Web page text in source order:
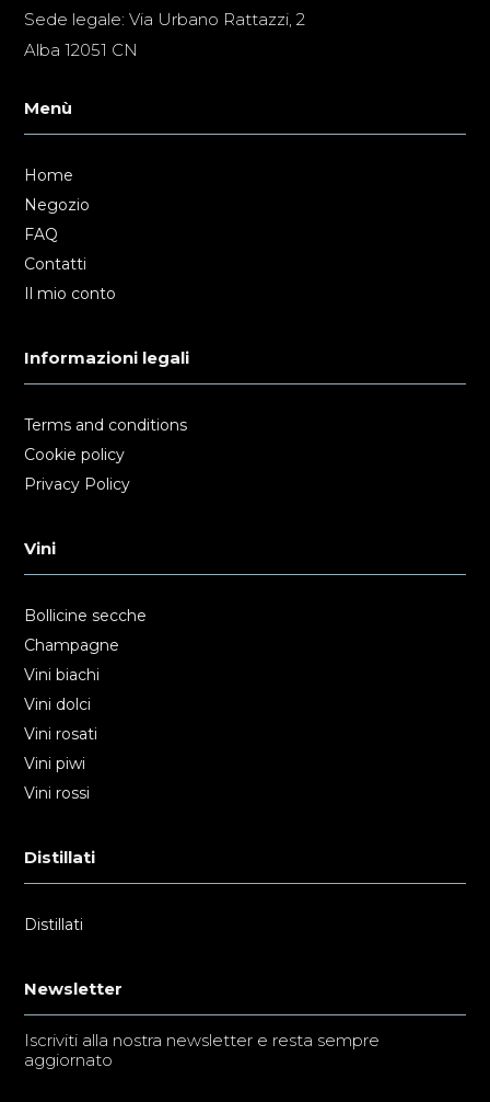
Sede legale: Via Urbano Rattazzi, 2
Alba 12051 CN
Menù
Home
Negozio
FAQ
Contatti
Il mio conto
Informazioni legali
Terms and conditions
Cookie policy
Privacy Policy
Vini
Bollicine secche
Champagne
Vini biachi
Vini dolci
Vini rosati
Vini piwi
Vini rossi
Distillati
Distillati
Newsletter
Iscriviti alla nostra newsletter e resta sempre
aggiornato